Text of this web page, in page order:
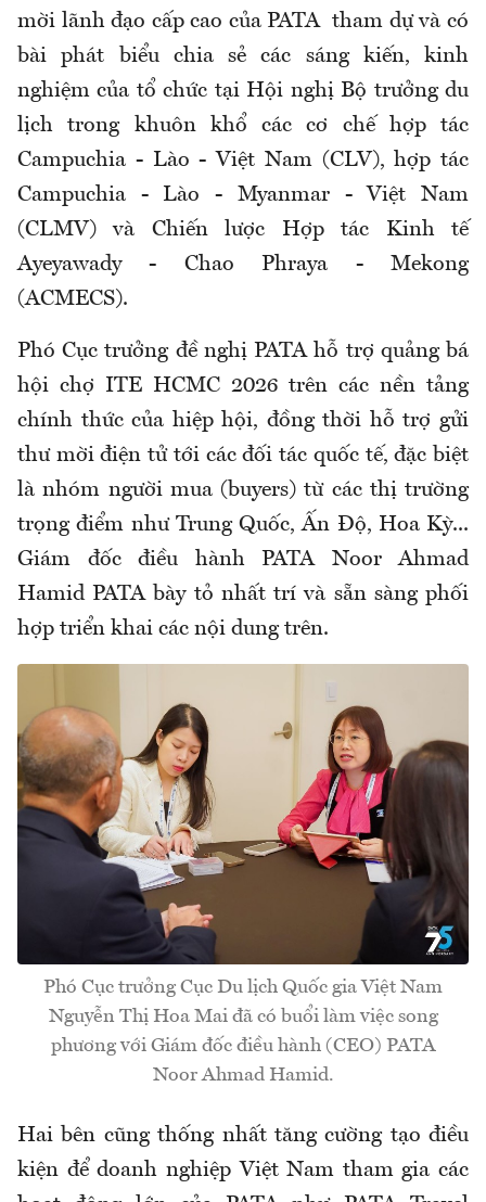
mời lãnh đạo cấp cao của PATA tham dự và có
bài phát biểu chia sẻ các sáng kiến, kinh
nghiệm của tổ chức tại Hội nghị Bộ trưởng du
lịch trong khuôn khổ các cơ chế hợp tác
Campuchia - Lào - Việt Nam (CLV), hợp tác
Campuchia - Lào - Myanmar - Việt Nam
(CLMV) và Chiến lược Hợp tác Kinh tế
Ayeyawady - Chao Phraya - Mekong
(ACMECS).
Phó Cục trưởng đề nghị PATA hỗ trợ quảng bá
hội chợ ITE HCMC 2026 trên các nền tảng
chính thức của hiệp hội, đồng thời hỗ trợ gửi
thư mời điện tử tới các đối tác quốc tế, đặc biệt
là nhóm người mua (buyers) từ các thị trường
trọng điểm như Trung Quốc, Ấn Độ, Hoa Kỳ...
Giám đốc điều hành PATA Noor Ahmad
Hamid PATA bày tỏ nhất trí và sẵn sàng phối
hợp triển khai các nội dung trên.
Phó Cục trưởng Cục Du lịch Quốc gia Việt Nam
Nguyễn Thị Hoa Mai đã có buổi làm việc song
phương với Giám đốc điều hành (CEO) PATA
Noor Ahmad Hamid.
Hai bên cũng thống nhất tăng cường tạo điều
kiện để doanh nghiệp Việt Nam tham gia các